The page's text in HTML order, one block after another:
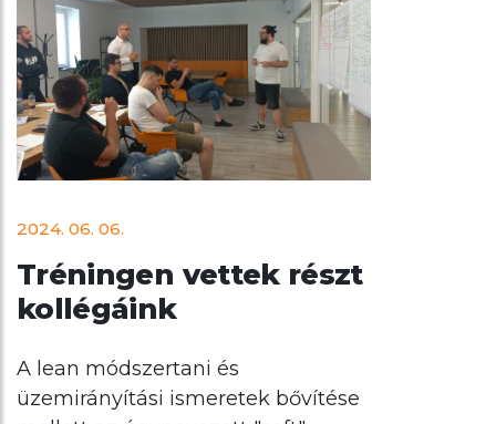
2024. 06. 06.
Tréningen vettek részt
kollégáink
A lean módszertani és
üzemirányítási ismeretek bővítése